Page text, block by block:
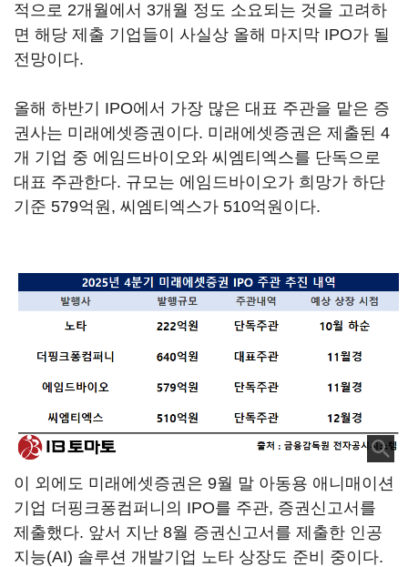
적으로 2개월에서 3개월 정도 소요되는 것을 고려하
면 해당 제출 기업들이 사실상 올해 마지막 IPO가 될
전망이다.
올해 하반기 IPO에서 가장 많은 대표 주관을 맡은 증
권사는 미래에셋증권이다. 미래에셋증권은 제출된 4
개 기업 중 에임드바이오와 씨엠티엑스를 단독으로
대표 주관한다. 규모는 에임드바이오가 희망가 하단
기준 579억원, 씨엠티엑스가 510억원이다.
이 외에도 미래에셋증권은 9월 말 아동용 애니매이션
기업 더핑크퐁컴퍼니의 IPO를 주관, 증권신고서를
제출했다. 앞서 지난 8월 증권신고서를 제출한 인공
지능(AI) 솔루션 개발기업 노타 상장도 준비 중이다.